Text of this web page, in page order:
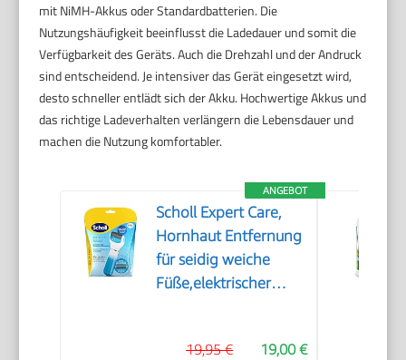
mit NiMH-Akkus oder Standardbatterien. Die
Nutzungshäufigkeit beeinflusst die Ladedauer und somit die
Verfügbarkeit des Geräts. Auch die Drehzahl und der Andruck
sind entscheidend. Je intensiver das Gerät eingesetzt wird,
desto schneller entlädt sich der Akku. Hochwertige Akkus und
das richtige Ladeverhalten verlängern die Lebensdauer und
machen die Nutzung komfortabler.
ANGEBOT
Scholl Expert Care,
Hornhaut Entfernung
für seidig weiche
Füße,elektrischer
19,00 €
19,95 €